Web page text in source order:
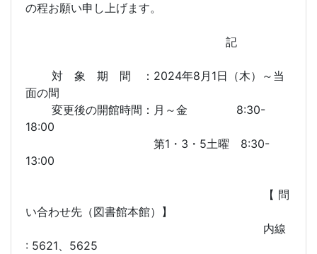
の程お願い申し上げます。
記
対 象 期 間 ：2024年8月1日（木）～当
面の間
変更後の開館時間：月～金 8:30-
18:00
第1・3・5土曜 8:30-
13:00
【 問
い合わせ先（図書館本館）】
内線
: 5621、5625